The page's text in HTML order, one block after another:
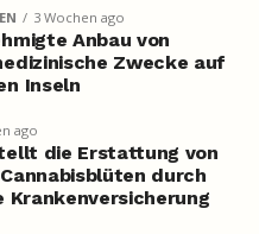
3 Wochen ago
Anbau von
Zwecke auf
Inseln
ago
die Erstattung von
durch
Krankenversicherung